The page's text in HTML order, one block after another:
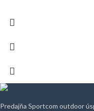
Predajňa Sportcom outdoor